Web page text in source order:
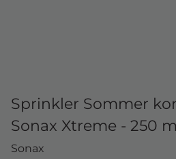
Sprinkler Sommer
Sonax Xtreme - 250
Sonax